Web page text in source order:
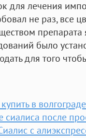
для лечения
не раз, все
препарата
было
для того
в
после
с